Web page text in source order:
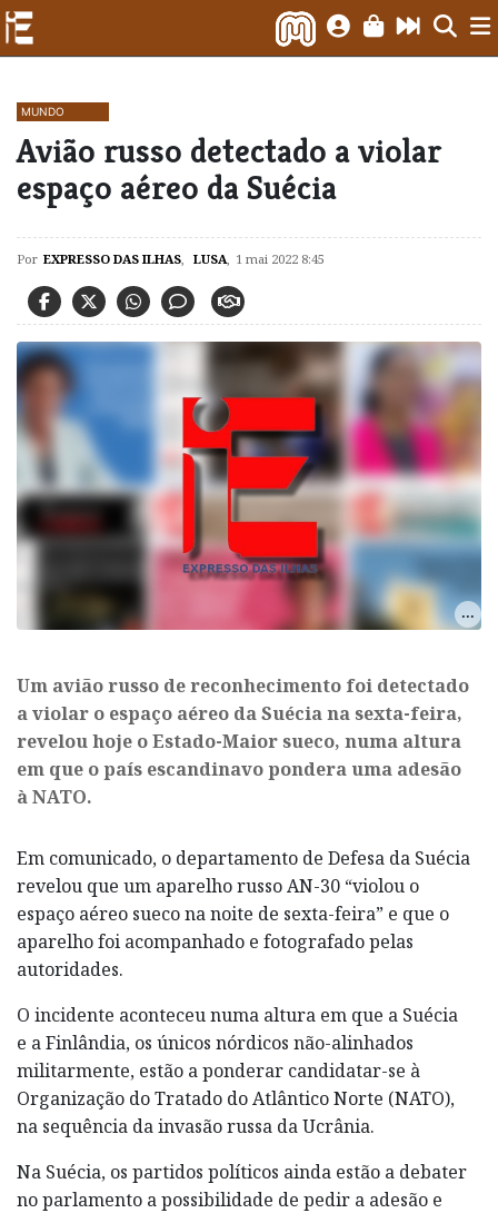
MUNDO
Avião russo detectado a violar
espaço aéreo da Suécia
Por EXPRESSO DAS ILHAS, LUSA, 1 mai 2022 8:45
Um avião russo de reconhecimento foi detectado
a violar o espaço aéreo da Suécia na sexta-feira,
revelou hoje o Estado-Maior sueco, numa altura
em que o país escandinavo pondera uma adesão
à NATO.
Em comunicado, o departamento de Defesa da Suécia
revelou que um aparelho russo AN-30 “violou o
espaço aéreo sueco na noite de sexta-feira” e que o
aparelho foi acompanhado e fotografado pelas
autoridades.
O incidente aconteceu numa altura em que a Suécia
e a Finlândia, os únicos nórdicos não-alinhados
militarmente, estão a ponderar candidatar-se à
Organização do Tratado do Atlântico Norte (NATO),
na sequência da invasão russa da Ucrânia.
Na Suécia, os partidos políticos ainda estão a debater
no parlamento a possibilidade de pedir a adesão e